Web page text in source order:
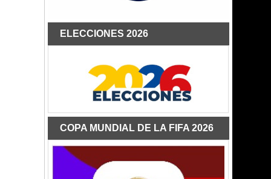
ELECCIONES 2026
COPA MUNDIAL DE LA FIFA 2026